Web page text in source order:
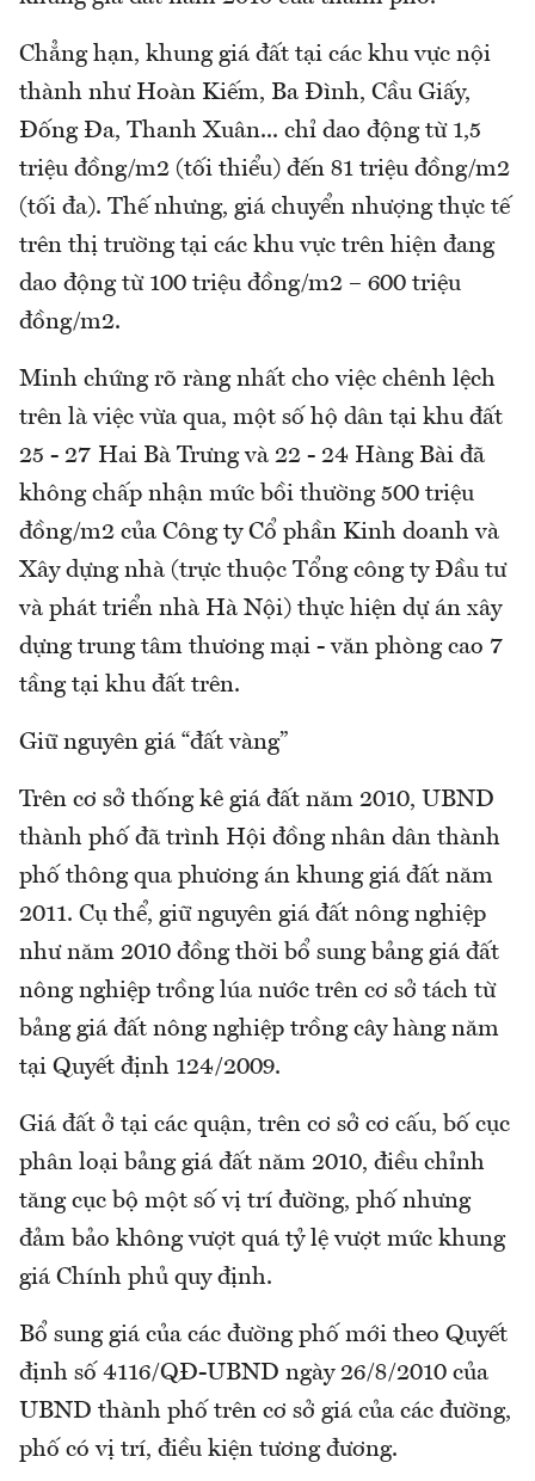
Chẳng hạn, khung giá đất tại các khu vực nội
thành như Hoàn Kiếm, Ba Đình, Cầu Giấy,
Đống Đa, Thanh Xuân... chỉ dao động từ 1,5
triệu đồng/m2 (tối thiểu) đến 81 triệu đồng/m2
(tối đa). Thế nhưng, giá chuyển nhượng thực tế
trên thị trường tại các khu vực trên hiện đang
dao động từ 100 triệu đồng/m2 – 600 triệu
đồng/m2.
Minh chứng rõ ràng nhất cho việc chênh lệch
trên là việc vừa qua, một số hộ dân tại khu đất
25 - 27 Hai Bà Trưng và 22 - 24 Hàng Bài đã
không chấp nhận mức bồi thường 500 triệu
đồng/m2 của Công ty Cổ phần Kinh doanh và
Xây dựng nhà (trực thuộc Tổng công ty Đầu tư
và phát triển nhà Hà Nội) thực hiện dự án xây
dựng trung tâm thương mại - văn phòng cao 7
tầng tại khu đất trên.
Giữ nguyên giá “đất vàng”
Trên cơ sở thống kê giá đất năm 2010, UBND
thành phố đã trình Hội đồng nhân dân thành
phố thông qua phương án khung giá đất năm
2011. Cụ thể, giữ nguyên giá đất nông nghiệp
như năm 2010 đồng thời bổ sung bảng giá đất
nông nghiệp trồng lúa nước trên cơ sở tách từ
bảng giá đất nông nghiệp trồng cây hàng năm
tại Quyết định 124/2009.
Giá đất ở tại các quận, trên cơ sở cơ cấu, bố cục
phân loại bảng giá đất năm 2010, điều chỉnh
tăng cục bộ một số vị trí đường, phố nhưng
đảm bảo không vượt quá tỷ lệ vượt mức khung
giá Chính phủ quy định.
Bổ sung giá của các đường phố mới theo Quyết
định số 4116/QĐ-UBND ngày 26/8/2010 của
UBND thành phố trên cơ sở giá của các đường,
phố có vị trí, điều kiện tương đương.